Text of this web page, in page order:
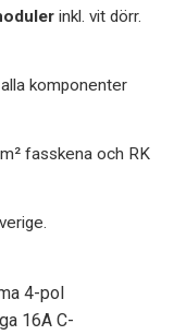
inkl. vit dörr.
komponenter
fasskena och RK
4-pol
16A C-